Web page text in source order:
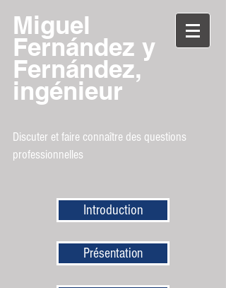
Miguel
Fernández y
Fernández,
ingénieur
Discuter et faire connaître des questions
professionnelles
Introduction
Présentation